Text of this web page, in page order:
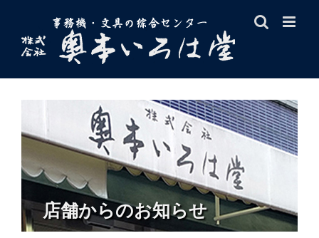
content
店舗からのお知らせ